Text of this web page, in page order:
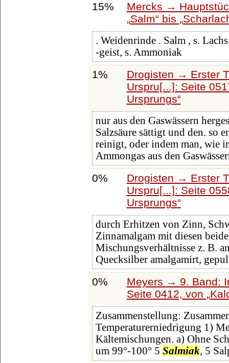
15%
Mercks →
Salm bis
. Weidenrinde . Salm , s.
-geist, s. Ammoniak
1%
Drogisten → Erster
Urspru[...]: Seite
Ursprungs
nur aus den Gaswässern
Salzsäure sättigt und den. so
reinigt, oder indem man, wie
Ammongas aus den
0%
Drogisten → Erster
Urspru[...]: Seite
Ursprungs
durch Erhitzen von Zinn,
Zinnamalgam mit diesen
Mischungsverhältnisse z. B.
Quecksilber amalgamirt,
0%
Meyers → 9. Band:
Seite 0412, von
Zusammenstellung:
Temperaturerniedrigung 1)
Kältemischungen. a) Ohne
um 99°-100° 5 Salmiak, 5